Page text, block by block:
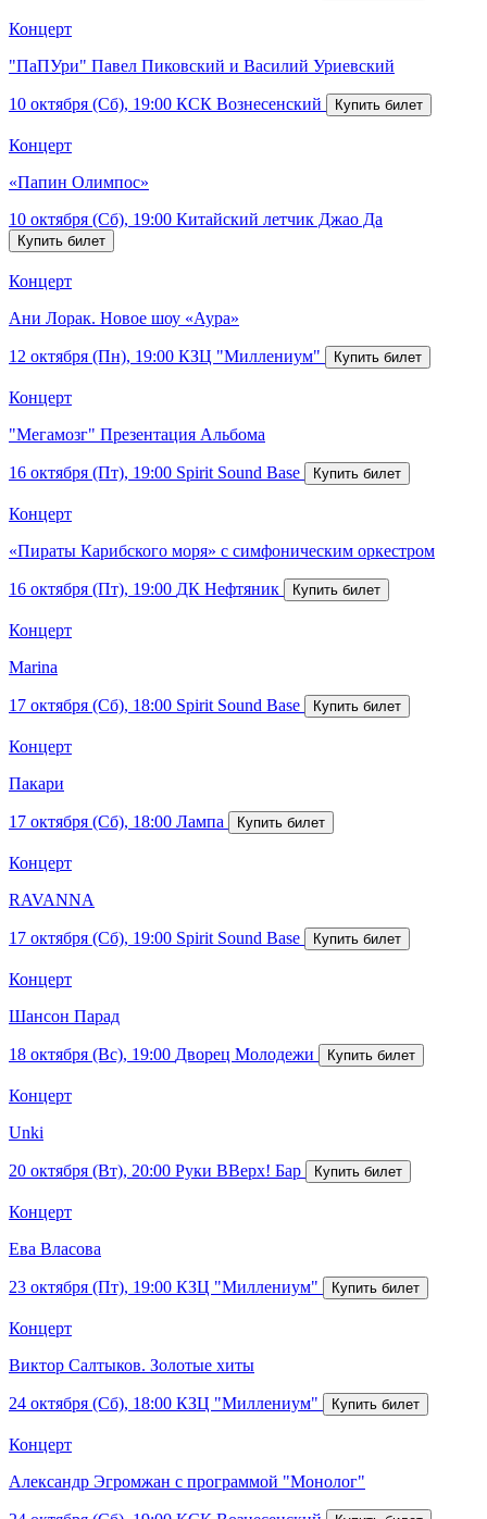
Концерт
"ПаПУри" Павел Пиковский и Василий Уриевский
10 октября (Сб), 19:00 КСК Вознесенский
Концерт
«Папин Олимпос»
10 октября (Сб), 19:00 Китайский летчик Джао Да
Концерт
Ани Лорак. Новое шоу «Аура»
12 октября (Пн), 19:00 КЗЦ "Миллениум"
Концерт
"Мегамозг" Презентация Альбома
16 октября (Пт), 19:00 Spirit Sound Base
Концерт
«Пираты Карибского моря» с симфоническим оркестром
16 октября (Пт), 19:00 ДК Нефтяник
Концерт
Marina
17 октября (Сб), 18:00 Spirit Sound Base
Концерт
Пакари
17 октября (Сб), 18:00 Лампа
Концерт
RAVANNA
17 октября (Сб), 19:00 Spirit Sound Base
Концерт
Шансон Парад
18 октября (Вс), 19:00 Дворец Молодежи
Концерт
Unki
20 октября (Вт), 20:00 Руки ВВерх! Бар
Концерт
Ева Власова
23 октября (Пт), 19:00 КЗЦ "Миллениум"
Концерт
Виктор Салтыков. Золотые хиты
24 октября (Сб), 18:00 КЗЦ "Миллениум"
Концерт
Александр Эгромжан с программой "Монолог"